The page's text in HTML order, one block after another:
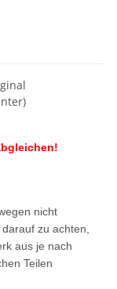
nicht
zu achten,
aus je nach
Teilen